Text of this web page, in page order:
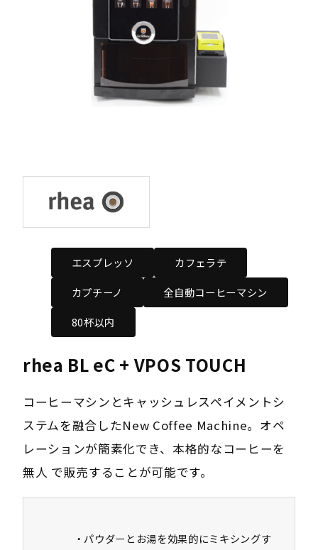
エスプレッソ カフェラテ
カプチーノ 全自動コーヒーマシン
80杯以内
rhea BL eC + VPOS TOUCH
コーヒーマシンとキャッシュレスペイメントシ
ステムを融合したNew Coffee Machine。オペ
レーションが簡素化でき、本格的なコーヒーを
無人 で販売することが可能です。
パウダーとお湯を効果的にミキシングす